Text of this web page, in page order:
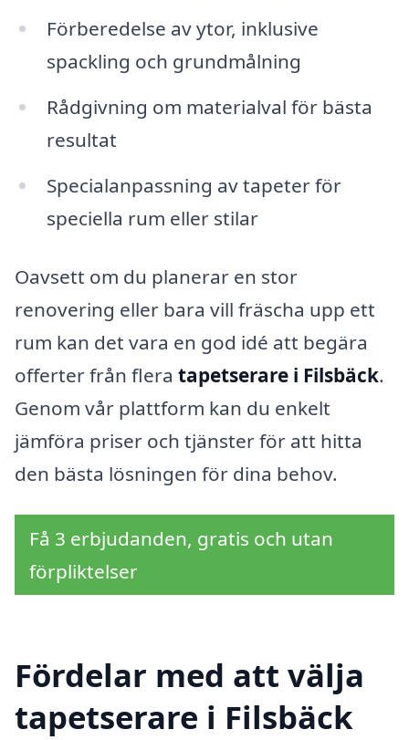
Förberedelse av ytor, inklusive
spackling och grundmålning
Rådgivning om materialval för bästa
resultat
Specialanpassning av tapeter för
speciella rum eller stilar
Oavsett om du planerar en stor
renovering eller bara vill fräscha upp ett
rum kan det vara en god idé att begära
offerter från flera tapetserare i Filsbäck.
Genom vår plattform kan du enkelt
jämföra priser och tjänster för att hitta
den bästa lösningen för dina behov.
Få 3 erbjudanden, gratis och utan
förpliktelser
Fördelar med att välja
tapetserare i Filsbäck